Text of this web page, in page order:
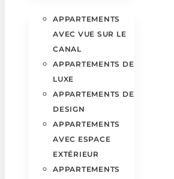
APPARTEMENTS
AVEC VUE SUR LE
CANAL
APPARTEMENTS DE
LUXE
APPARTEMENTS DE
DESIGN
APPARTEMENTS
AVEC ESPACE
EXTÉRIEUR
APPARTEMENTS